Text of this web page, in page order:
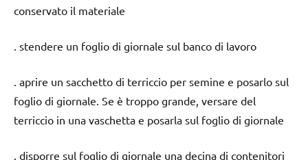
conservato il materiale
. stendere un foglio di giornale sul banco di lavoro
. aprire un sacchetto di terriccio per semine e posarlo sul
foglio di giornale. Se è troppo grande, versare del
terriccio in una vaschetta e posarla sul foglio di giornale
. disporre sul foglio di giornale una decina di contenitori